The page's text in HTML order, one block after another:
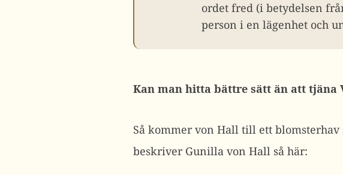
ordet fred (i betydelsen
person i en lägenhet och
Kan man hitta bättre sätt än att
Så kommer von Hall till ett
beskriver Gunilla von Hall så här: